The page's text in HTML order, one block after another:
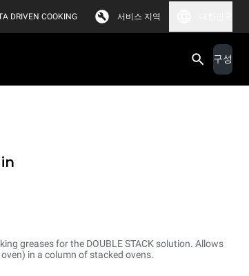
DRIVEN COOKING 서비스 지역
구성
greases for the DOUBLE STACK solution. Allows
in a column of stacked ovens.